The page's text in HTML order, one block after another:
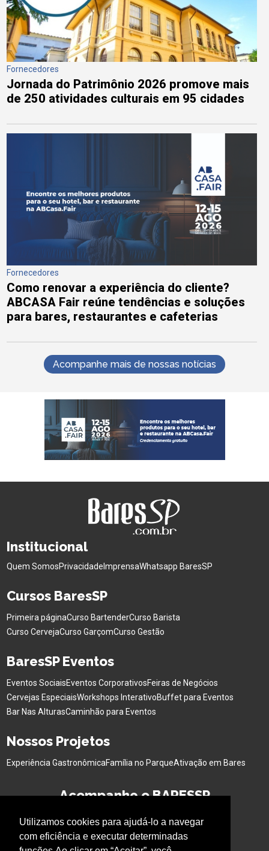
Utilizamos cookies para ajudá-lo a navegar
com eficiência e executar determinadas
Fornecedores
Jornada do Patrimônio 2026 promove mais
de 250 atividades culturais em 95 cidades
Fornecedores
Como renovar a experiência do cliente?
ABCASA Fair reúne tendências e soluções
para bares, restaurantes e cafeterias
Acompanhe mais de nossas notícias
Institucional
Quem SomosPrivacidade ImprensaWhatsapp BaresSP
Cursos BaresSP
Primeira páginaCurso BartenderCurso Barista
Curso CervejaCurso GarçomCurso Gestão
BaresSP Eventos
Eventos SociaisEventos CorporativosFeiras de Negócios
Cervejas EspeciaisWorkshops InterativoBuffet para Eventos
Bar Nas AlturasCaminhão para Eventos
Nossos Projetos
Experiência GastronômicaFamília no ParqueAtivação em Bares
Acompanhe o BARESSP